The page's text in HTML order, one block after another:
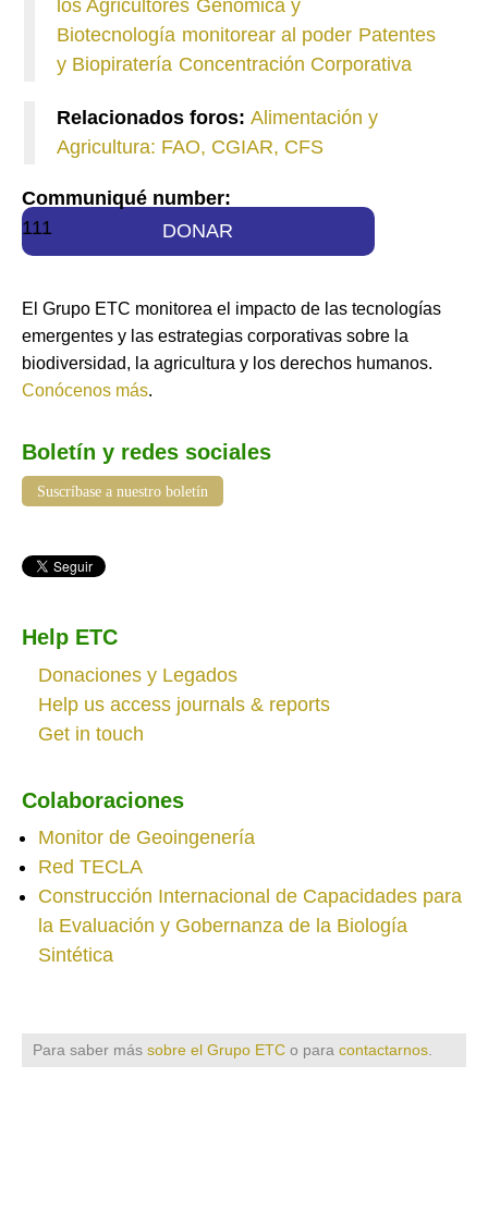
los Agricultores Genómica y
Biotecnología monitorear al poder Patentes
y Biopiratería Concentración Corporativa
Relacionados foros: Alimentación y
Agricultura: FAO, CGIAR, CFS
Communiqué number:
111
DONAR
El Grupo ETC monitorea el impacto de las tecnologías
emergentes y las estrategias corporativas sobre la
biodiversidad, la agricultura y los derechos humanos.
Conócenos más.
Boletín y redes sociales
Suscríbase a nuestro boletín
Help ETC
Donaciones y Legados
Help us access journals & reports
Get in touch
Colaboraciones
Monitor de Geoingenería
Red TECLA
Construcción Internacional de Capacidades para
la Evaluación y Gobernanza de la Biología
Sintética
Para saber más sobre el Grupo ETC o para contactarnos